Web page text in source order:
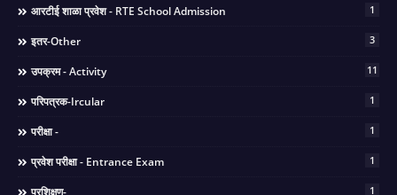
आरटीई शाळा प्रवेश - RTE School Admission 1
इतर-Other 3
उपक्रम - Activity 11
परिपत्रक-Ircular 1
परीक्षा - 1
प्रवेश परीक्षा - Entrance Exam 1
प्रशिक्षण- 1